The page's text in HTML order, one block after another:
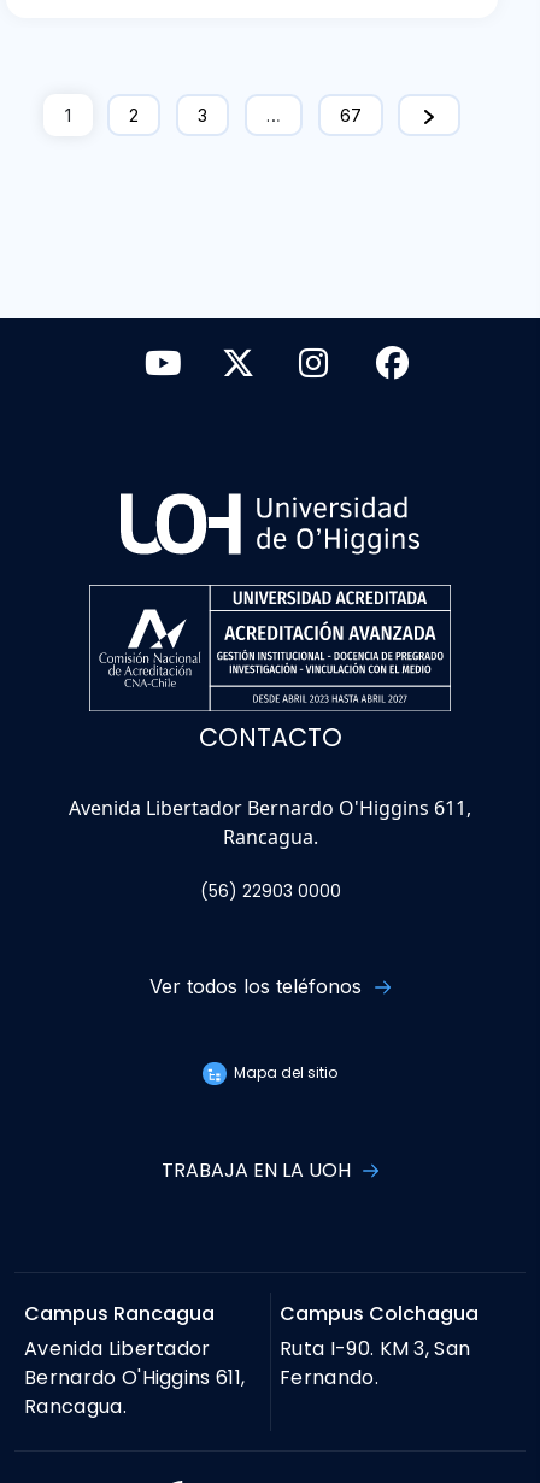
1 2 3 … 67
CONTACTO
Avenida Libertador Bernardo O'Higgins 611,
Rancagua.
(56) 22903 0000
Ver todos los teléfonos
Mapa del sitio
TRABAJA EN LA UOH
Campus Rancagua
Avenida Libertador
Bernardo O'Higgins 611,
Rancagua.
Campus Colchagua
Ruta I-90. KM 3, San
Fernando.